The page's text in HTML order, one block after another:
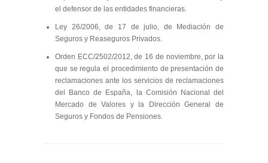
el defensor de las entidades financieras.
Ley 26/2006, de 17 de julio, de Mediación de
Seguros y Reaseguros Privados.
Orden ECC/2502/2012, de 16 de noviembre, por la
que se regula el procedimiento de presentación de
reclamaciones ante los servicios de reclamaciones
del Banco de España, la Comisión Nacional del
Mercado de Valores y la Dirección General de
Seguros y Fondos de Pensiones.